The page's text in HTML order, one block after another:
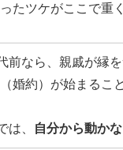
たツケがここで重
前なら、親戚が縁
婚約）が始まるこ
は、 自分から動か